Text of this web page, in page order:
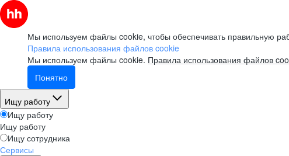
Мы используем файлы cookie, чтобы обеспечивать правильную
Правила использования файлов cookie
Мы используем файлы cookie. Правила использования файлов
Понятно
Ищу работу
Ищу работу
Ищу работу
Ищу сотрудника
Сервисы